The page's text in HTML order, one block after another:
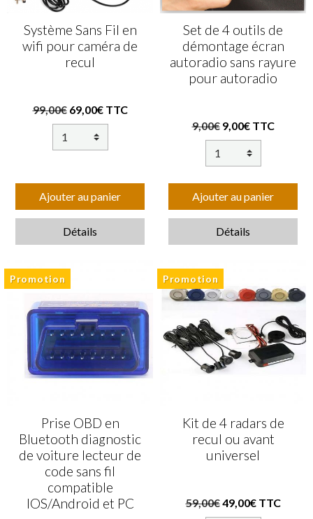
Système Sans Fil en
wifi pour caméra de
recul
99,00€ 69,00€ TTC
Ajouter au panier
Détails
Set de 4 outils de
démontage écran
autoradio sans rayure
pour autoradio
9,00€ 9,00€ TTC
Ajouter au panier
Détails
Promotion
Prise OBD en
Bluetooth diagnostic
de voiture lecteur de
code sans fil
compatible
IOS/Android et PC
Promotion
Kit de 4 radars de
recul ou avant
universel
59,00€49,00€ TTC